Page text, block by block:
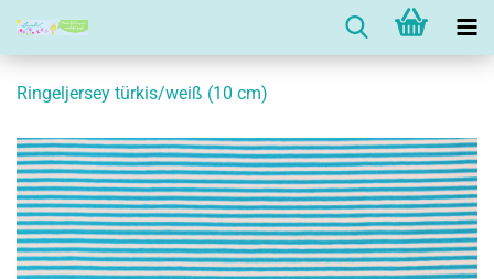
Ringeljersey türkis/weiß (10 cm)